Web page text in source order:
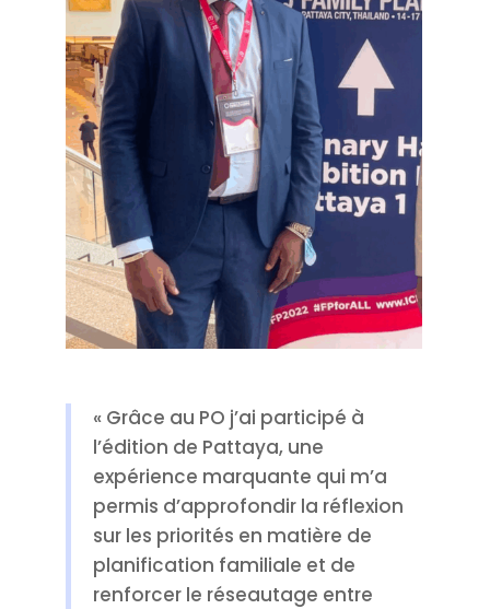
« Grâce au PO j’ai participé à
l’édition de Pattaya, une
expérience marquante qui m’a
permis d’approfondir la réflexion
sur les priorités en matière de
planification familiale et de
renforcer le réseautage entre